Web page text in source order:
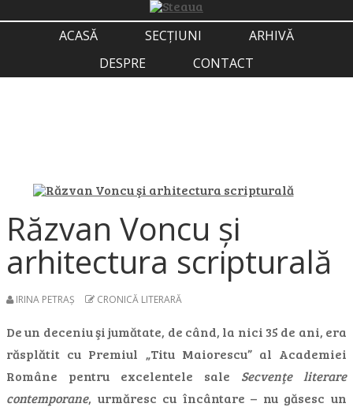
ACASĂ SECȚIUNI
ARHIVĂ
DESPRE
CONTACT
Răzvan Voncu şi
arhitectura scripturală
IRINA PETRAȘ CRONICĂ LITERARĂ
De un deceniu şi jumătate, de când, la nici 35 de ani, era
răsplătit cu Premiul „Titu Maiorescu” al Academiei
Române pentru excelentele sale Secvenţe literare
contemporane, urmăresc cu încântare – nu găsesc un